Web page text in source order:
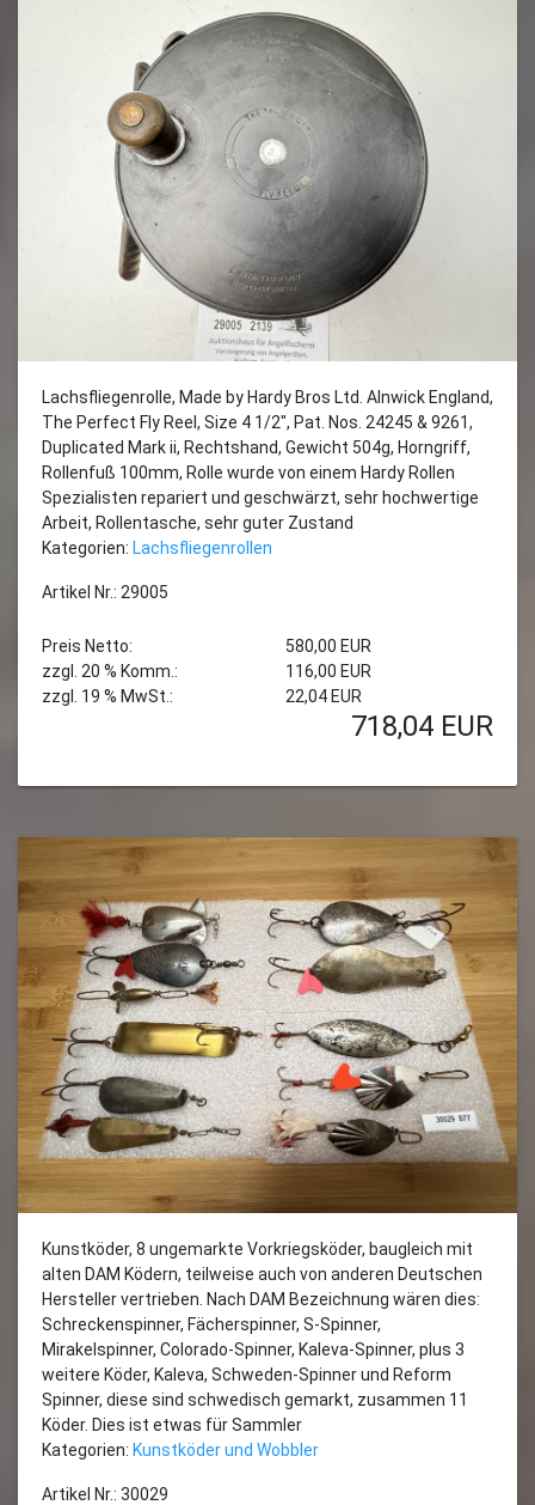
Lachsfliegenrolle, Made by Hardy Bros Ltd. Alnwick England,
The Perfect Fly Reel, Size 4 1/2", Pat. Nos. 24245 & 9261,
Duplicated Mark ii, Rechtshand, Gewicht 504g, Horngriff,
Rollenfuß 100mm, Rolle wurde von einem Hardy Rollen
Spezialisten repariert und geschwärzt, sehr hochwertige
Arbeit, Rollentasche, sehr guter Zustand
Kategorien: Lachsfliegenrollen
Artikel Nr.: 29005
Preis Netto:
580,00 EUR
zzgl. 20 % Komm.:
116,00 EUR
zzgl. 19 % MwSt.:
22,04 EUR
718,04 EUR
Kunstköder, 8 ungemarkte Vorkriegsköder, baugleich mit
alten DAM Ködern, teilweise auch von anderen Deutschen
Hersteller vertrieben. Nach DAM Bezeichnung wären dies:
Schreckenspinner, Fächerspinner, S-Spinner,
Mirakelspinner, Colorado-Spinner, Kaleva-Spinner, plus 3
weitere Köder, Kaleva, Schweden-Spinner und Reform
Spinner, diese sind schwedisch gemarkt, zusammen 11
Köder. Dies ist etwas für Sammler
Kategorien: Kunstköder und Wobbler
Artikel Nr.: 30029